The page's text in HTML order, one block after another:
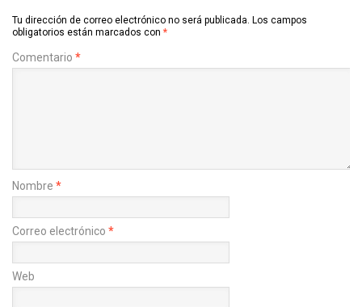
Tu dirección de correo electrónico no será publicada. Los campos
obligatorios están marcados con *
Comentario *
Nombre *
Correo electrónico *
Web